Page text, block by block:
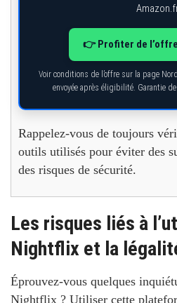
👉 Profiter de
Voir conditions de l’offre sur la page
envoyée après éligibilité. Garantie
Rappelez-vous de toujours
outils utilisés pour éviter des
des risques de sécurité.
Les risques liés à
Nightflix et la
Éprouvez-vous quelques
Nightflix ? Utiliser cette